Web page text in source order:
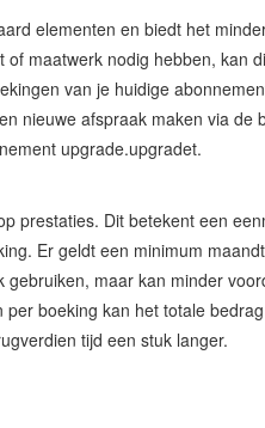
elementen en biedt het
maatwerk nodig hebben, kan
van je huidige
nieuwe afspraak maken via de
upgrade.upgradet.
prestaties. Dit betekent een
Er geldt een minimum
maar kan minder
boeking kan het totale
tijd een stuk langer.